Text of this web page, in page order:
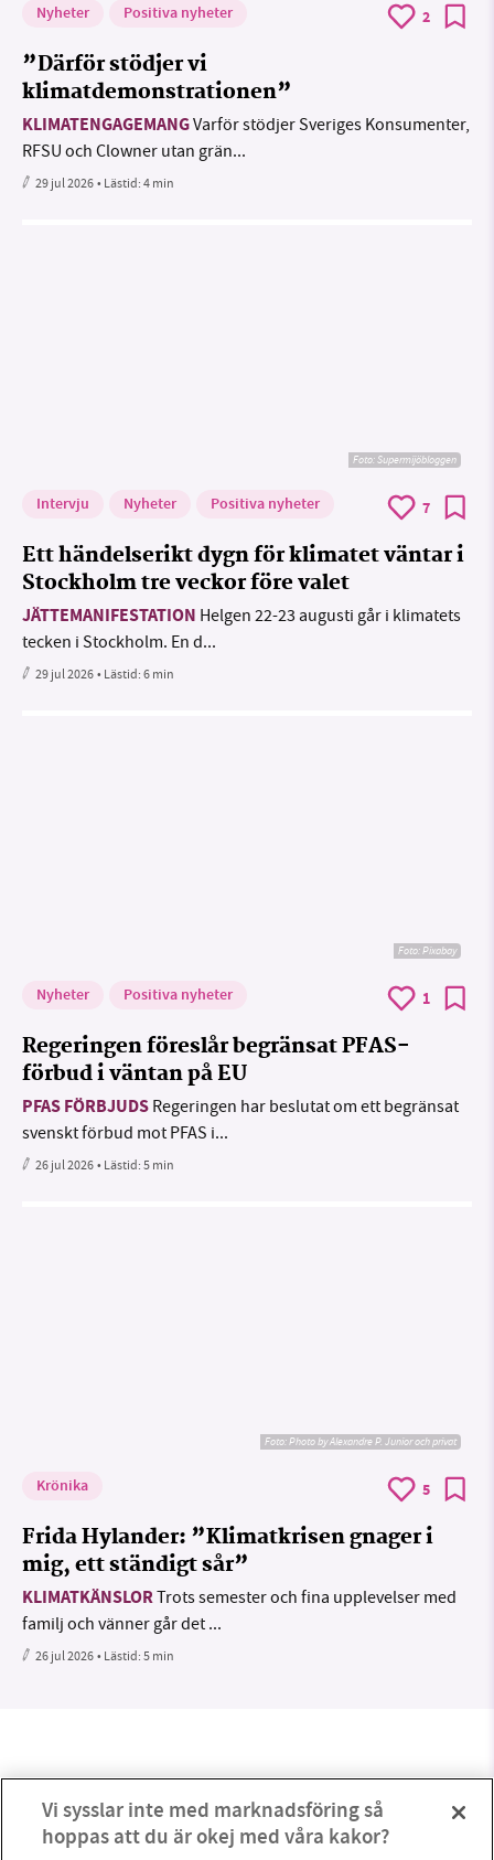
Nyheter Positiva nyheter 2
”Därför stödjer vi
klimatdemonstrationen”
KLIMATENGAGEMANGVarför stödjer Sveriges Konsumenter,
RFSU och Clowner utan grän...
29 jul 2026• Lästid:4 min
Foto: Supermijöbloggen
Intervju Nyheter Positiva nyheter 7
Ett händelserikt dygn för klimatet väntar i
Stockholm tre veckor före valet
JÄTTEMANIFESTATION Helgen 22-23 augusti går i klimatets
tecken i Stockholm. En d...
29 jul 2026• Lästid:6 min
Foto:Pixabay
Nyheter Positiva nyheter 1
Regeringen föreslår begränsat PFAS-
förbud i väntan på EU
PFAS FÖRBJUDS Regeringen har beslutat om ett begränsat
svenskt förbud mot PFAS i...
26 jul 2026• Lästid:5 min
Foto:Photo by Alexandre P. Junior och privat
Krönika 5
Frida Hylander: ”Klimatkrisen gnager i
mig, ett ständigt sår”
KLIMATKÄNSLORTrots semester och fina upplevelser med
familj och vänner går det ...
26 jul 2026• Lästid:5 min
Vi sysslar inte med marknadsföring så
hoppas att du är okej med våra kakor?